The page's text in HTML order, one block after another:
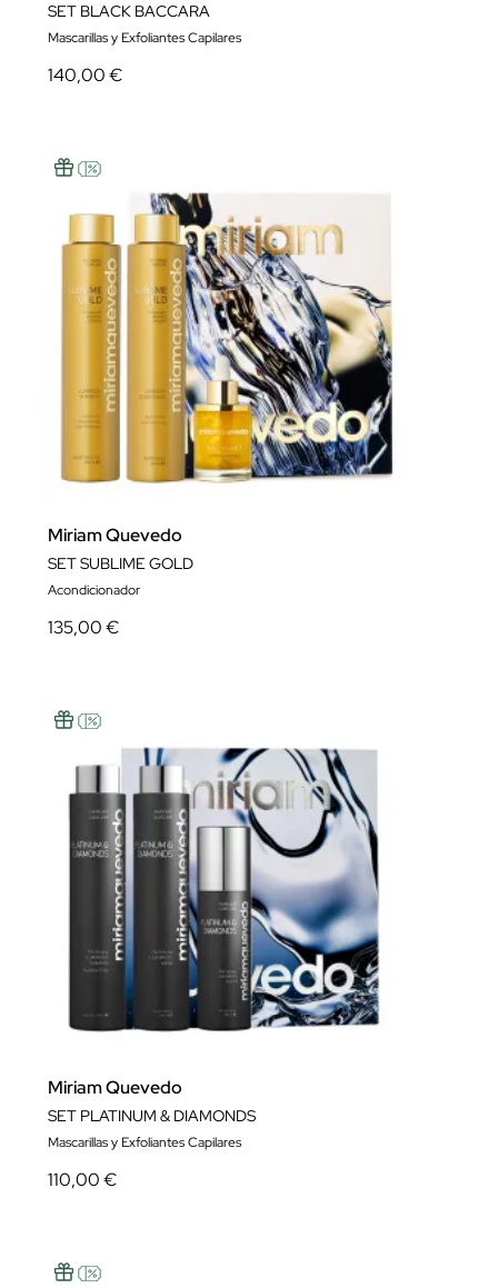
SET BLACK BACCARA
Mascarillas y Exfoliantes Capilares
140,00 €
Miriam Quevedo
SET SUBLIME GOLD
Acondicionador
135,00 €
Miriam Quevedo
SET PLATINUM & DIAMONDS
Mascarillas y Exfoliantes Capilares
110,00 €